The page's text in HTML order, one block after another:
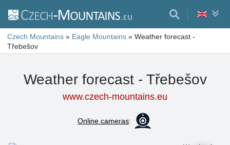
Czech Mountains » Eagle Mountains » Weather forecast -
Třebešov
Weather forecast - Třebešov
www.czech-mountains.eu
Online cameras: